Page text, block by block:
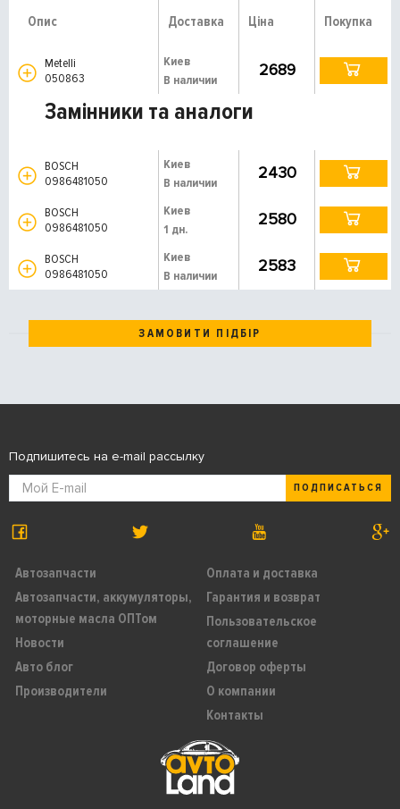
Опис Доставка Ціна Покупка
Metelli
050863
Киев
В наличии
2689
Замінники та аналоги
BOSCH
0986481050
Киев
В наличии
2430
BOSCH
0986481050
Киев
1 дн.
2580
BOSCH
0986481050
Киев
В наличии
2583
ЗАМОВИТИ ПІДБІР
Автозапчасти
Автозапчасти, аккумуляторы,
моторные масла ОПТом
Новости
Авто блог
Производители
Оплата и доставка
Гарантия и возврат
Пользовательское
соглашение
Договор оферты
О компании
Контакты
Подпишитесь на e-mail рассылку
ПОДПИСАТЬСЯ